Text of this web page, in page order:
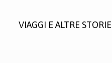
VIAGGI E ALTRE STORIE